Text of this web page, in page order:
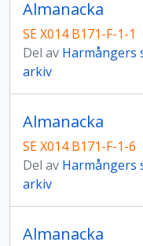
Almanacka
SE X014 B171-F-1-1 ·
Del av Harmångers
arkiv
Almanacka
SE X014 B171-F-1-6 ·
Del av Harmångers
arkiv
Almanacka